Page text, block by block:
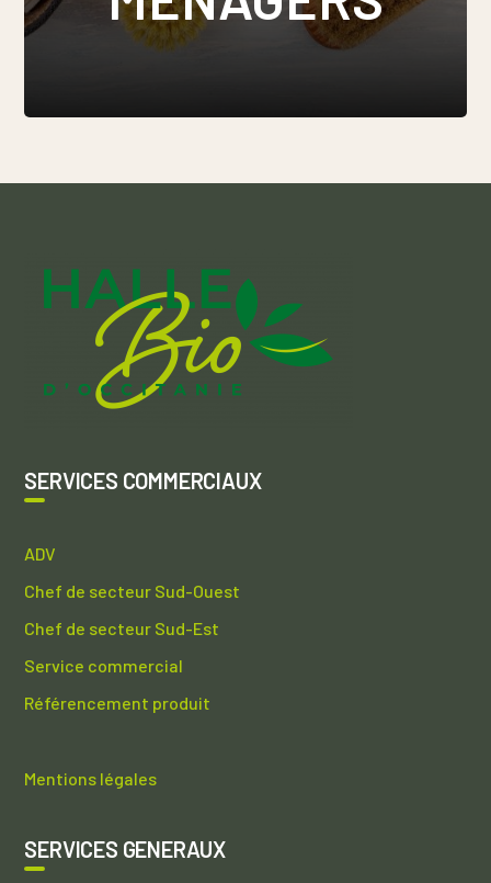
SERVICES COMMERCIAUX
ADV
Chef de secteur Sud-Ouest
Chef de secteur Sud-Est
Service commercial
Référencement produit
Mentions légales
SERVICES GENERAUX